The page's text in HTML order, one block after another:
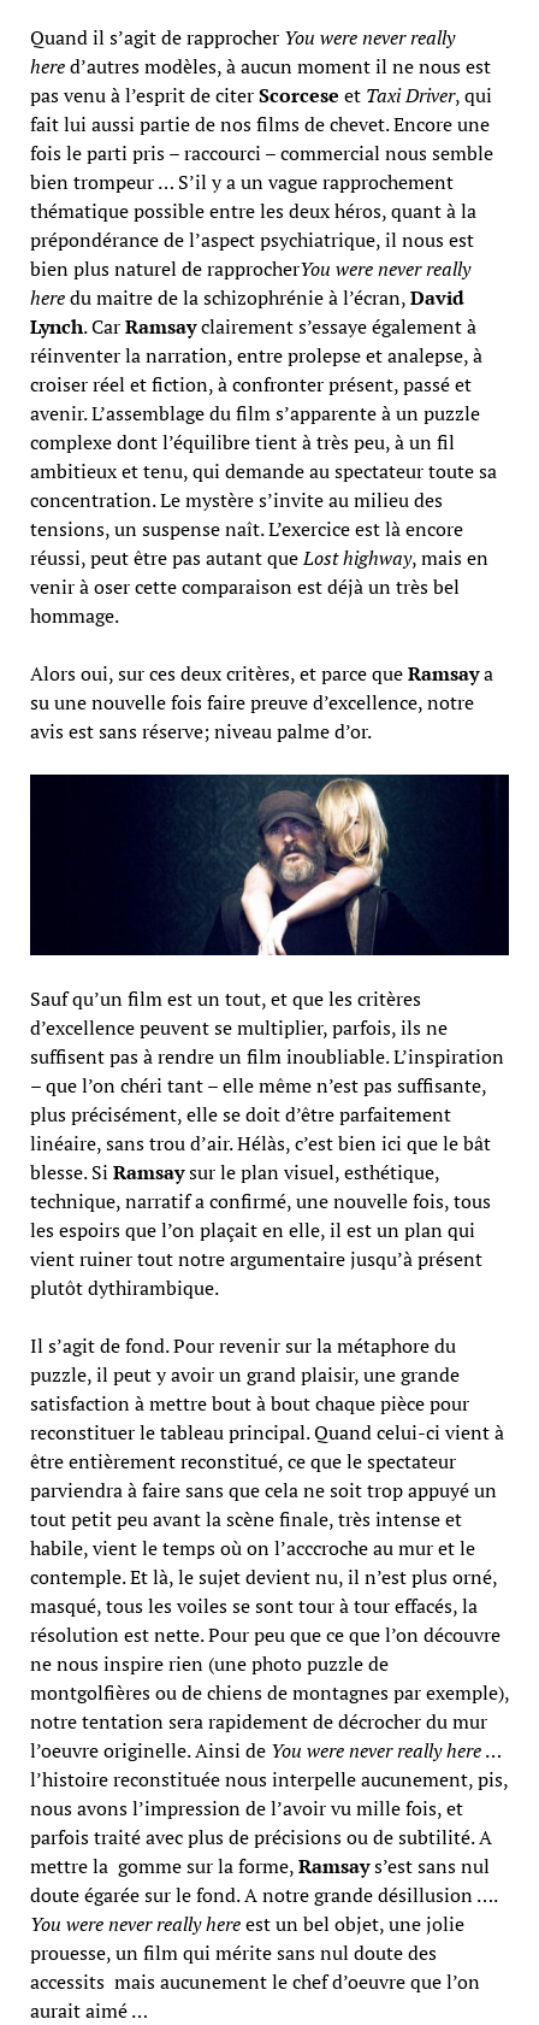
Quand il s’agit de rapprocher You were never really
hered’autres modèles, à aucun moment il ne nous est
pas venu à l’esprit de citerScorcese et Taxi Driver, qui
fait lui aussi partie de nos films de chevet. Encore une
fois le parti pris – raccourci – commercial nous semble
bien trompeur … S’il y a un vague rapprochement
thématique possible entre les deux héros, quant à la
prépondérance de l’aspect psychiatrique, il nous est
bien plus naturel de rapprocherYou were never really
heredu maitre de la schizophrénie à l’écran,David
Lynch. CarRamsayclairement s’essaye également à
réinventer la narration, entre prolepse et analepse, à
croiser réel et fiction, à confronter présent, passé et
avenir. L’assemblage du film s’apparente à un puzzle
complexe dont l’équilibre tient à très peu, à un fil
ambitieux et tenu, qui demande au spectateur toute sa
concentration. Le mystère s’invite au milieu des
tensions, un suspense naît. L’exercice est là encore
réussi, peut être pas autant queLost highway, mais en
venir à oser cette comparaison est déjà un très bel
hommage.
Alors oui, sur ces deux critères, et parce queRamsaya
su une nouvelle fois faire preuve d’excellence, notre
avis est sans réserve; niveau palme d’or.
Sauf qu’un film est un tout, et que les critères
d’excellence peuvent se multiplier, parfois, ils ne
suffisent pas à rendre un film inoubliable. L’inspiration
– que l’on chéri tant – elle même n’est pas suffisante,
plus précisément, elle se doit d’être parfaitement
linéaire, sans trou d’air. Hélàs, c’est bien ici que le bât
blesse. Si Ramsaysur le plan visuel, esthétique,
technique, narratif a confirmé, une nouvelle fois, tous
les espoirs que l’on plaçait en elle, il est un plan qui
vient ruiner tout notre argumentaire jusqu’à présent
plutôt dythirambique.
Il s’agit de fond. Pour revenir sur la métaphore du
puzzle, il peut y avoir un grand plaisir, une grande
satisfaction à mettre bout à bout chaque pièce pour
reconstituer le tableau principal. Quand celui-ci vient à
être entièrement reconstitué, ce que le spectateur
parviendra à faire sans que cela ne soit trop appuyé un
tout petit peu avant la scène finale, très intense et
habile, vient le temps où on l’acccroche au mur et le
contemple. Et là, le sujet devient nu, il n’est plus orné,
masqué, tous les voiles se sont tour à tour effacés, la
résolution est nette. Pour peu que ce que l’on découvre
ne nous inspire rien (une photo puzzle de
montgolfières ou de chiens de montagnes par exemple),
notre tentation sera rapidement de décrocher du mur
l’oeuvre originelle. Ainsi de You were never really here…
l’histoire reconstituée nous interpelle aucunement, pis,
nous avons l’impression de l’avoir vu mille fois, et
parfois traité avec plus de précisions ou de subtilité. A
mettre la gomme sur la forme,Ramsays’est sans nul
doute égarée sur le fond. A notre grande désillusion ….
You were never really hereest un bel objet, une jolie
prouesse, un film qui mérite sans nul doute des
accessits mais aucunement le chef d’oeuvre que l’on
aurait aimé …